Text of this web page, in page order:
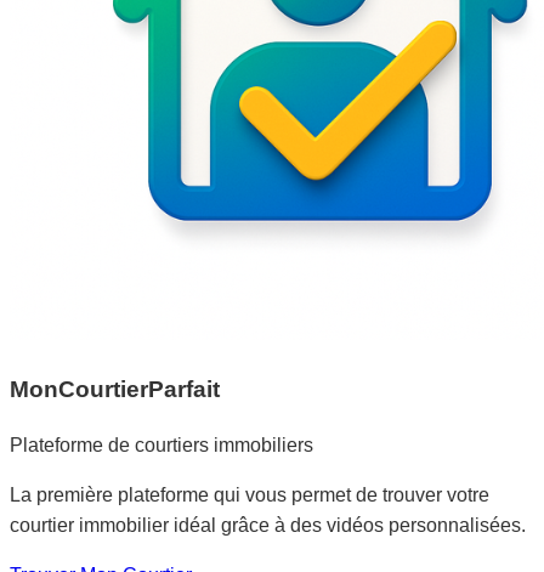
MonCourtierParfait
Plateforme de courtiers immobiliers
La première plateforme qui vous permet de trouver votre
courtier immobilier idéal grâce à des vidéos personnalisées.